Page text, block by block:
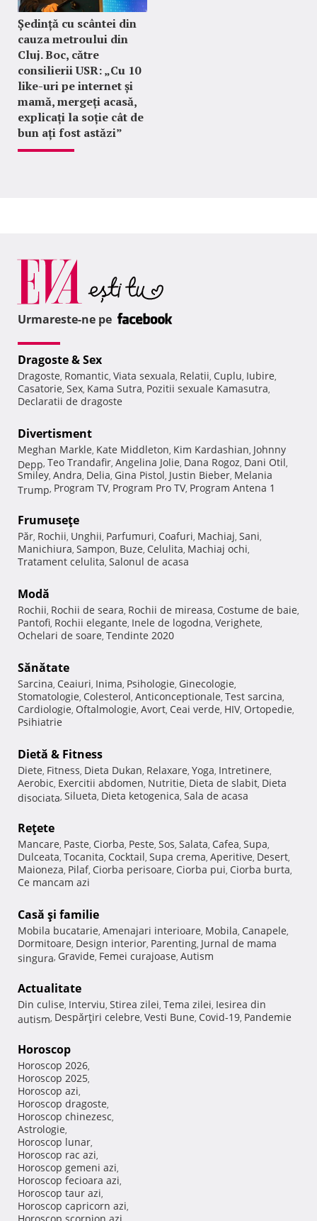
Ședință cu scântei din
cauza metroului din
Cluj. Boc, către
consilierii USR: „Cu 10
like-uri pe internet și
mamă, mergeți acasă,
explicați la soție cât de
bun ați fost astăzi”
Urmareste-ne pe
Dragoste & Sex
Dragoste, Romantic, Viata sexuala, Relatii, Cuplu, Iubire,
Casatorie, Sex, Kama Sutra, Pozitii sexuale Kamasutra,
Declaratii de dragoste
Divertisment
Meghan Markle, Kate Middleton, Kim Kardashian, Johnny
Depp, Teo Trandafir, Angelina Jolie, Dana Rogoz, Dani Otil,
Smiley, Andra, Delia, Gina Pistol, Justin Bieber, Melania
Trump, Program TV, Program Pro TV, Program Antena 1
Frumuseţe
Păr, Rochii, Unghii, Parfumuri, Coafuri, Machiaj, Sani,
Manichiura, Sampon, Buze, Celulita, Machiaj ochi,
Tratament celulita, Salonul de acasa
Modă
Rochii, Rochii de seara, Rochii de mireasa, Costume de baie,
Pantofi, Rochii elegante, Inele de logodna, Verighete,
Ochelari de soare, Tendinte 2020
Sănătate
Sarcina, Ceaiuri, Inima, Psihologie, Ginecologie,
Stomatologie, Colesterol, Anticonceptionale, Test sarcina,
Cardiologie, Oftalmologie, Avort, Ceai verde, HIV, Ortopedie,
Psihiatrie
Dietă & Fitness
Diete, Fitness, Dieta Dukan, Relaxare, Yoga, Intretinere,
Aerobic, Exercitii abdomen, Nutritie, Dieta de slabit, Dieta
disociata, Silueta, Dieta ketogenica, Sala de acasa
Reţete
Mancare, Paste, Ciorba, Peste, Sos, Salata, Cafea, Supa,
Dulceata, Tocanita, Cocktail, Supa crema, Aperitive, Desert,
Maioneza, Pilaf, Ciorba perisoare, Ciorba pui, Ciorba burta,
Ce mancam azi
Casă şi familie
Mobila bucatarie, Amenajari interioare, Mobila, Canapele,
Dormitoare, Design interior, Parenting, Jurnal de mama
singura, Gravide, Femei curajoase, Autism
Actualitate
Din culise, Interviu, Stirea zilei, Tema zilei, Iesirea din
autism, Despărţiri celebre, Vesti Bune, Covid-19, Pandemie
Horoscop
Horoscop 2026,
Horoscop 2025,
Horoscop azi,
Horoscop dragoste,
Horoscop chinezesc,
Astrologie,
Horoscop lunar,
Horoscop rac azi,
Horoscop gemeni azi,
Horoscop fecioara azi,
Horoscop taur azi,
Horoscop capricorn azi,